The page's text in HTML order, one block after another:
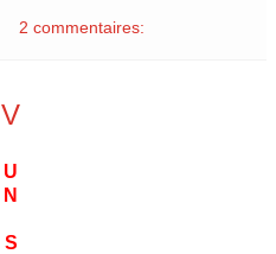
2 commentaires:
V
U
N
S